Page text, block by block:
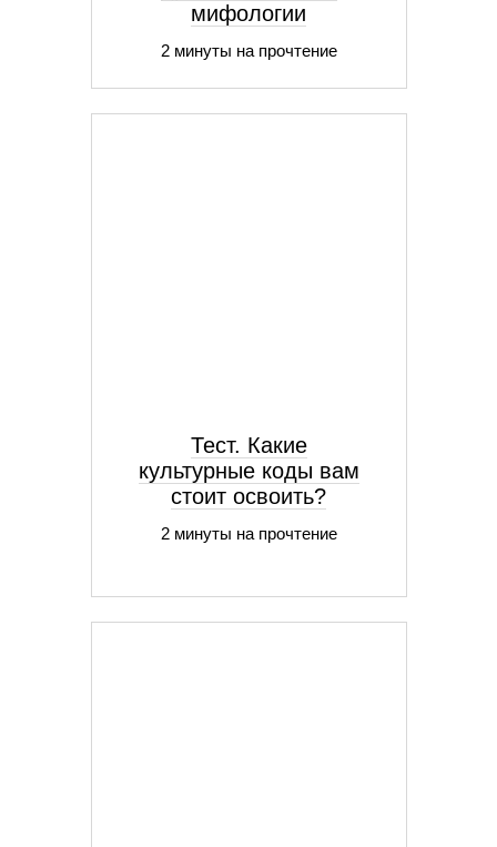
мифологии
2 минуты на прочтение
Тест. Какие
культурные коды вам
стоит освоить?
2 минуты на прочтение